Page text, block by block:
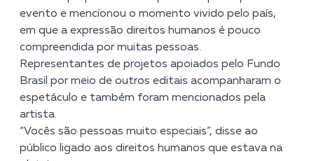
evento e mencionou o momento vivido pelo país,
em que a expressão direitos humanos é pouco
compreendida por muitas pessoas.
Representantes de projetos apoiados pelo Fundo
Brasil por meio de outros editais acompanharam o
espetáculo e também foram mencionados pela
artista.
“Vocês são pessoas muito especiais”, disse ao
público ligado aos direitos humanos que estava na